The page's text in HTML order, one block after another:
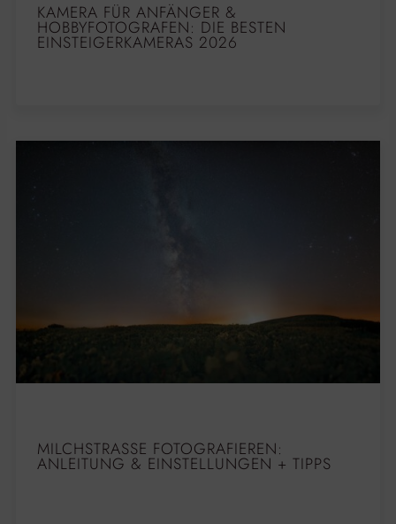
KAMERA FÜR ANFÄNGER &
HOBBYFOTOGRAFEN: DIE BESTEN
EINSTEIGERKAMERAS 2026
MILCHSTRASSE FOTOGRAFIEREN: A
NLEITUNG & EINSTELLUNGEN + TIPPS